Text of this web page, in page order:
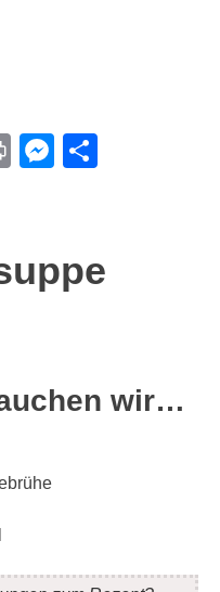
Print
wir…